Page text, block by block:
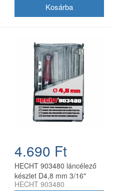
4.690 Ft
HECHT 903480 láncélező
készlet D4,8 mm 3/16"
HECHT 903480